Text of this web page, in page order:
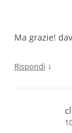
Ma grazie!
Rispondi ↓